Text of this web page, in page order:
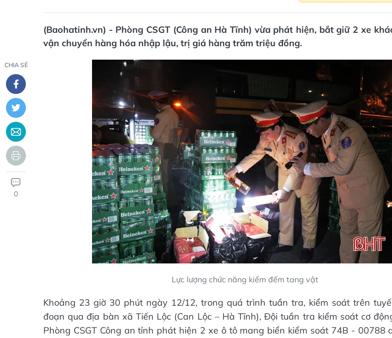
(Baohatinh.vn) - Phòng CSGT (Công an Hà Tĩnh) vừa phát hiện, bắt giữ 2 xe
vận chuyển hàng hóa nhập lậu, trị giá hàng trăm triệu đồng.
CHIA SẺ
0
Lực lượng chức năng kiểm đếm tang vật
Khoảng 23 giờ 30 phút ngày 12/12, trong quá trình tuần tra, kiểm soát trên
đoạn qua địa bàn xã Tiến Lộc (Can Lộc – Hà Tĩnh), Đội tuần tra kiểm soát cơ
Phòng CSGT Công an tỉnh phát hiện 2 xe ô tô mang biển kiểm soát 74B - 00788